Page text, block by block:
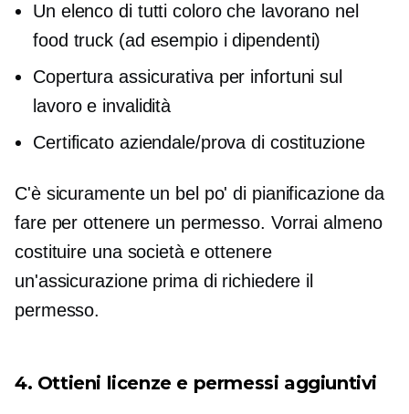
Un elenco di tutti coloro che lavorano nel
food truck (ad esempio i dipendenti)
Copertura assicurativa per infortuni sul
lavoro e invalidità
Certificato aziendale/prova di costituzione
C'è sicuramente un bel po' di pianificazione da
fare per ottenere un permesso. Vorrai almeno
costituire una società e ottenere
un'assicurazione prima di richiedere il
permesso.
4. Ottieni licenze e permessi aggiuntivi